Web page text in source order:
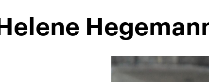
Helene